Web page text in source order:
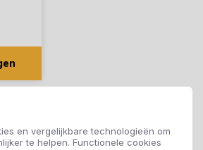
en vergelijkbare technologieën om
te helpen. Functionele cookies